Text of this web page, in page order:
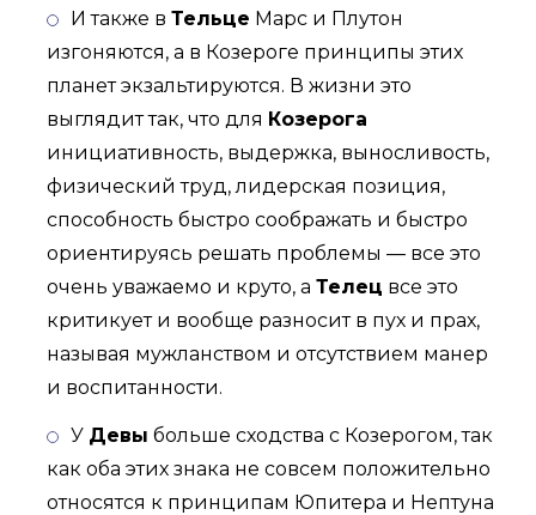
И также в Тельце Марс и Плутон
изгоняются, а в Козероге принципы этих
планет экзальтируются. В жизни это
выглядит так, что для Козерога
инициативность, выдержка, выносливость,
физический труд, лидерская позиция,
способность быстро соображать и быстро
ориентируясь решать проблемы — все это
очень уважаемо и круто, а Телец все это
критикует и вообще разносит в пух и прах,
называя мужланством и отсутствием манер
и воспитанности.
У Девы больше сходства с Козерогом, так
как оба этих знака не совсем положительно
относятся к принципам Юпитера и Нептуна